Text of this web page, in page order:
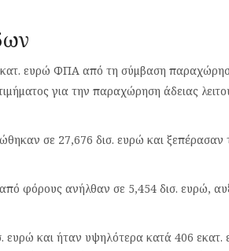
ευρώ ΦΠΑ από τη σύμβαση
για την παραχώρηση άδειας
σε 27,676 δισ. ευρώ και ξεπέρασαν
φόρους ανήλθαν σε 5,454 δισ. ευρώ,
και ήταν υψηλότερα κατά 406 εκατ.